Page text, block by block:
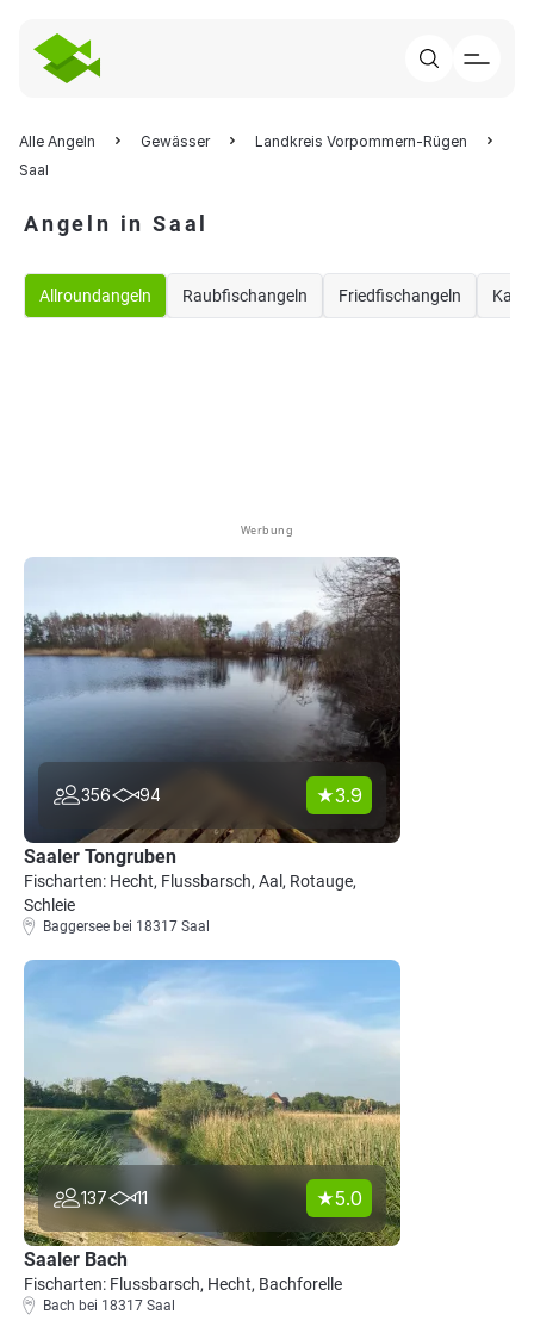
Alle Angeln Gewässer
Landkreis Vorpommern-Rügen
Saal
Angeln in Saal
Allroundangeln Raubfischangeln Friedfischangeln
Werbung
356 94 3.9
Saaler Tongruben
Fischarten: Hecht, Flussbarsch, Aal, Rotauge,
Schleie
Baggersee bei 18317 Saal
137 11 5.0
Saaler Bach
Fischarten: Flussbarsch, Hecht, Bachforelle
Bach bei 18317 Saal